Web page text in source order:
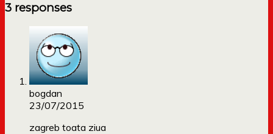
3 responses
bogdan
23/07/2015
zagreb toata ziua